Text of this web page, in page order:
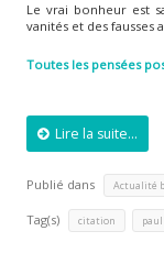
Le vrai bonheur est
vanités et des fausses
Toutes les pensées
Lire la suite...
Publié dans Actualité
Tag(s) citation